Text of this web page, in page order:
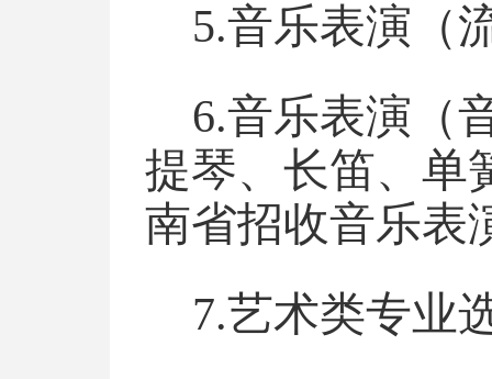
5.音乐表演（
6.音乐表演（
提琴、长笛、单
南省招收音乐表
7.艺术类专业